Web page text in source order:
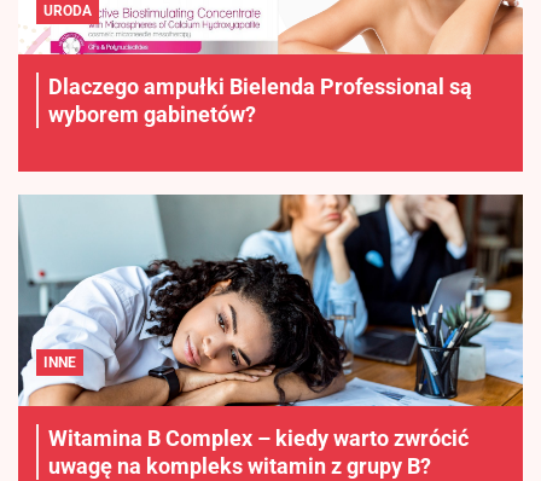
URODA
Dlaczego ampułki Bielenda Professional są
wyborem gabinetów?
INNE
Witamina B Complex – kiedy warto zwrócić
uwagę na kompleks witamin z grupy B?